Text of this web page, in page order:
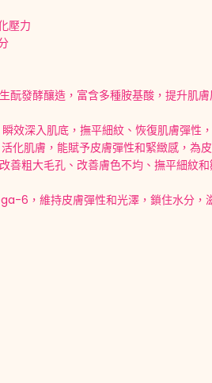
壓力
酛發酵釀造，富含多種胺基酸，提升肌
效深入肌底，撫平細紋、恢復肌膚彈性
化肌膚，能賦予皮膚彈性和緊緻感，為
善粗大毛孔、改善膚色不均、撫平細紋
6，維持皮膚彈性和光澤，鎖住水分，